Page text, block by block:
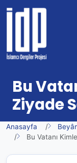
Bu
Ziyade
Anasayfa
Bu Vatanı